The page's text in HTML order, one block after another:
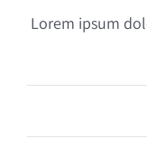
Lorem ipsum